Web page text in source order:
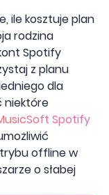
ile kosztuje plan
rodzina
Spotify
z planu
dla
niektóre
Spotify
offline w
o słabej